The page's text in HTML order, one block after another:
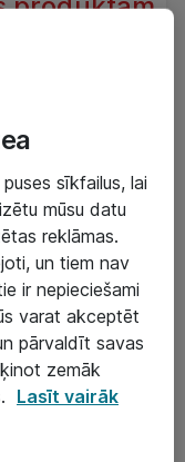
at our similar
sīkfailus, lai
mūsu datu
reklāmas.
un tiem nav
ir nepieciešami
varat akceptēt
pārvaldīt savas
zemāk
Lasīt vairāk